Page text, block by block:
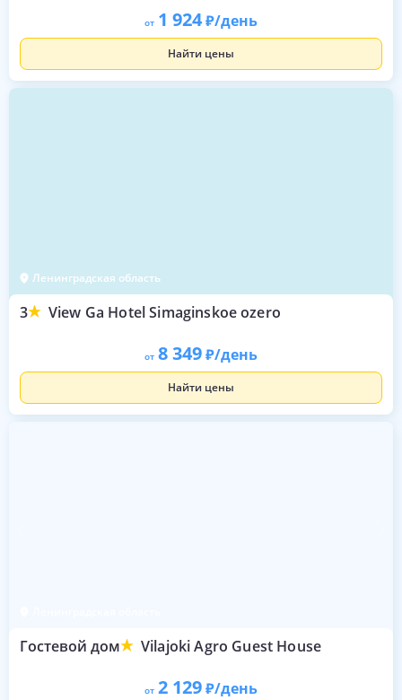
от 1 924 /день
Найти цены
Ленинградская область
3 View Ga Hotel Simaginskoe ozero
от 8 349 /день
Найти цены
Гостевой дом Vilajoki Agro Guest House
от 2 129 /день